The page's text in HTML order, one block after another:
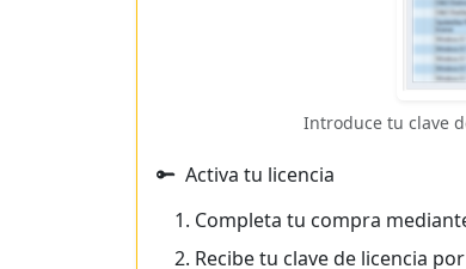
Introduce tu clave
Activa tu licencia
Completa tu compra
Recibe tu clave de licencia